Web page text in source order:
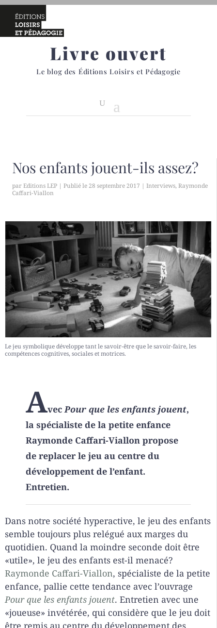
Livre ouvert
Le blog des Éditions Loisirs et Pédagogie
Nos enfants jouent-ils assez?
parEditions LEP | 28 septembre 2017 | Interviews,Raymonde
Caffari-Viallon
Le jeu symbolique développe tant le savoir-être que le savoir-faire, les
compétences cognitives, sociales et motrices.
AvecPour que les enfants jouent,
la spécialiste de la petite enfance
Raymonde Caffari-Viallon propose
de replacer le jeu au centre du
développement de l’enfant.
Entretien.
Dans notre société hyperactive, le jeu des enfants
semble toujours plus relégué aux marges du
quotidien. Quand la moindre seconde doit être
«utile», le jeu des enfants est-il menacé?
Raymonde Caffari-Viallon, spécialiste de la petite
enfance, pallie cette tendance avec l’ouvrage
Pour que les enfants jouent. Entretien avec une
«joueuse» invétérée, qui considère que le jeu doit
être remis au centre du développement des